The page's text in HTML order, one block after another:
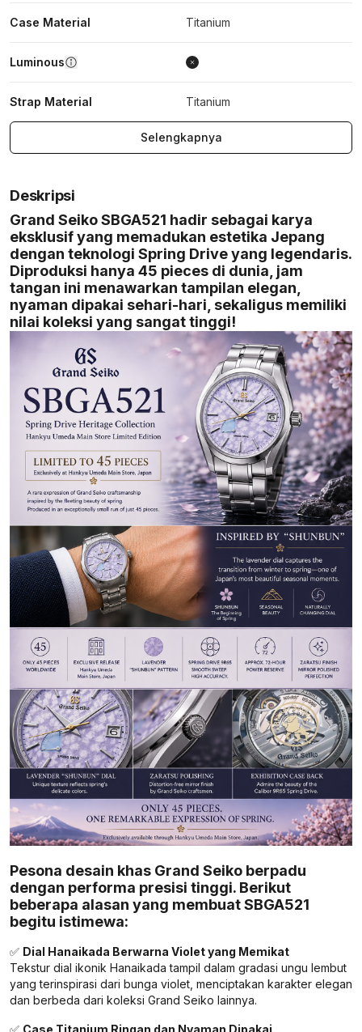
Case Material Titanium
Luminous
Strap Material Titanium
Selengkapnya
Deskripsi
Grand Seiko SBGA521 hadir sebagai karya
eksklusif yang memadukan estetika Jepang
dengan teknologi Spring Drive yang legendaris.
Diproduksi hanya 45 pieces di dunia, jam
tangan ini menawarkan tampilan elegan,
nyaman dipakai sehari-hari, sekaligus memiliki
nilai koleksi yang sangat tinggi!
Pesona desain khas Grand Seiko berpadu
dengan performa presisi tinggi. Berikut
beberapa alasan yang membuat SBGA521
begitu istimewa:
✅ Dial Hanaikada Berwarna Violet yang Memikat
Tekstur dial ikonik Hanaikada tampil dalam gradasi ungu lembut
yang terinspirasi dari bunga violet, menciptakan karakter elegan
dan berbeda dari koleksi Grand Seiko lainnya.
✅ Case Titanium Ringan dan Nyaman Dipakai